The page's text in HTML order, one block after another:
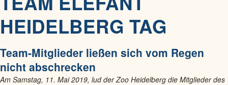
HEIDELBERG TAG
Team-Mitglieder ließen sich vom Regen
nicht abschrecken
Am Samstag, 11. Mai 2019, lud der Zoo Heidelberg die Mitglieder des